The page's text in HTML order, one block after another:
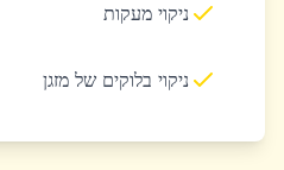
ניקוי מעקות
ניקוי בלוקים של מזגן